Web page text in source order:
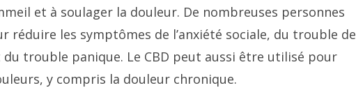
et à soulager la douleur. De nombreuses personnes
réduire les symptômes de l’anxiété sociale, du trouble de
trouble panique. Le CBD peut aussi être utilisé pour
y compris la douleur chronique.